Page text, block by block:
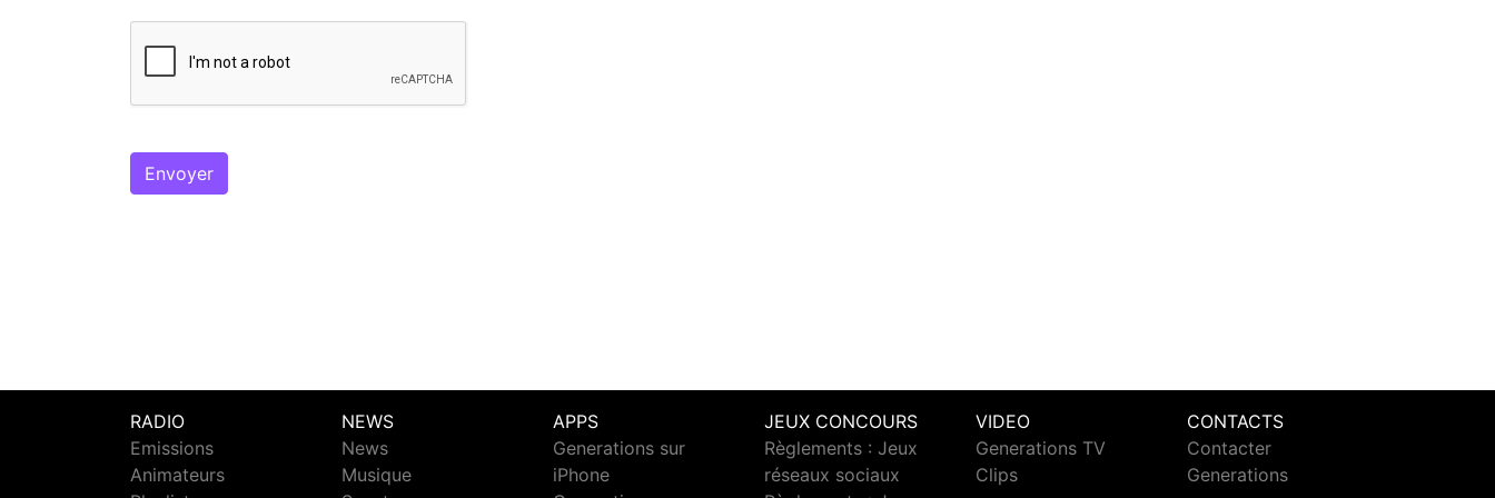
RADIO
Emissions
Animateurs
NEWS
News
Musique
APPS
Generations sur
iPhone
JEUX CONCOURS
Règlements : Jeux
réseaux sociaux
VIDEO
Generations TV
Clips
CONTACTS
Contacter
Generations